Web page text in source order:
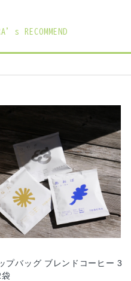
RECOMMEND
プバッグ ブレンドコーヒー 3